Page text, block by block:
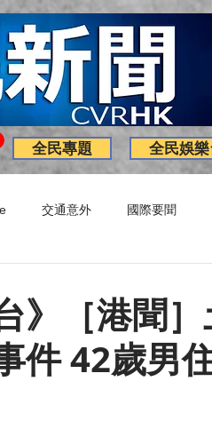
全民專題 全民娛
交通意外 國際要聞
》［港聞
件 42歲男